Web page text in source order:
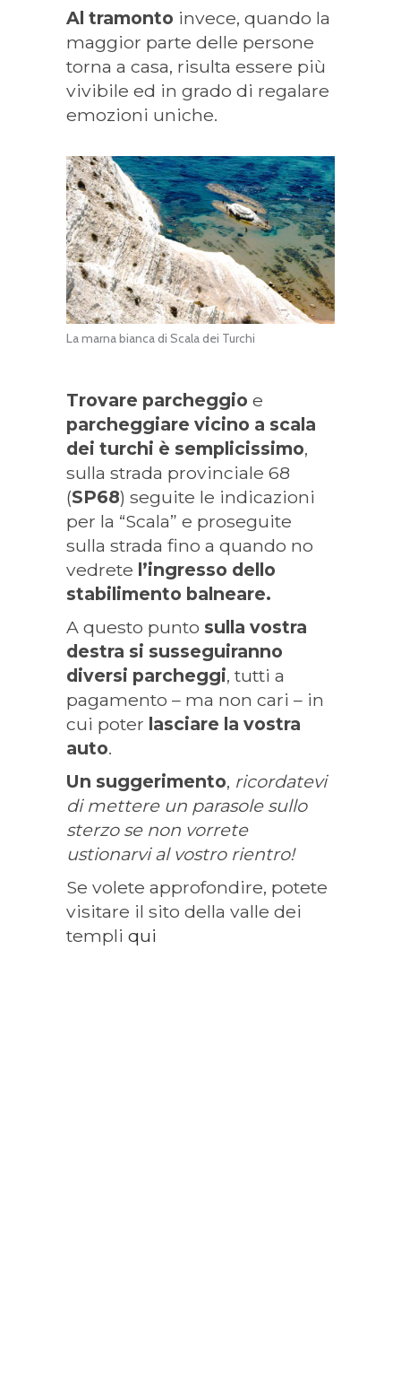
Al tramonto invece, quando la
maggior parte delle persone
torna a casa, risulta essere più
vivibile ed in grado di regalare
emozioni uniche.
La marna bianca di Scala dei Turchi
Trovare parcheggio e
parcheggiare vicino a scala
dei turchi è semplicissimo,
sulla strada provinciale 68
(SP68) seguite le indicazioni
per la “Scala” e proseguite
sulla strada fino a quando no
vedrete l’ingresso dello
stabilimento balneare.
A questo punto sulla vostra
destra si susseguiranno
diversi parcheggi, tutti a
pagamento – ma non cari – in
cui poter lasciare la vostra
auto.
Un suggerimento, ricordatevi
di mettere un parasole sullo
sterzo se non vorrete
ustionarvi al vostro rientro!
Se volete approfondire, potete
visitare il sito della valle dei
templi qui